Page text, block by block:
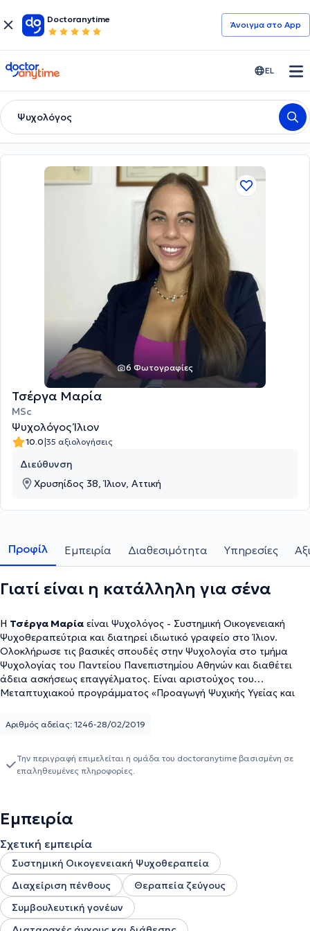
Doctoranytime
Άνοιγμα στο App
doctoranytime EL
Ψυχολόγος
6 Φωτογραφίες
Τσέργα Μαρία
MSc
Ψυχολόγος Ίλιον
10.0|35 αξιολογήσεις
Διεύθυνση
Χρυσηίδος 38, Ίλιον, Αττική
Προφίλ Εμπειρία Διαθεσιμότητα Υπηρεσίες
Γιατί είναι η κατάλληλη για σένα
Η Τσέργα Μαρία είναι Ψυχολόγος - Συστημική Οικογενειακή
Ψυχοθεραπεύτρια και διατηρεί ιδιωτικό γραφείο στο Ίλιον.
Ολοκλήρωσε τις βασικές σπουδές στην Ψυχολογία στο τμήμα
Ψυχολογίας του Παντείου Πανεπιστημίου Αθηνών και διαθέτει
άδεια ασκήσεως επαγγέλματος. Είναι αριστούχος του
Μεταπτυχιακού προγράμματος «Προαγωγή Ψυχικής Υγείας και
Αθηνών, του Εθνικού και Καποδιστριακού Πανεπιστημίου Αθηνών
Εταιρεία Συστημικής Θεραπείας και Παρέμβασης σε Άτομα,
Οικογένειες και Ευρύτερα Συστήματα (ΕΣΥΘΕΠΑΣ),
εμβάθυνση στη συστημική επιστημολογία και εποπτεία
περιστατικών. Ταυτόχρονα, εκπαιδεύθηκε στην Παιγνιοθεραπεία,
στην εταιρία Play Therapy Greece, ολοκληρώνοντας τις σπουδές
της ως Ειδικός Θεραπευτικού Παιχνιδιού. Επίσης, εξειδικεύεται
στη διάγνωση, διαχείριση και αντιμετώπιση περιπτώσεων νηπίων,
παιδιών και εφήβων που παρουσιάζουν Διαταραχή
Ελλειμματικής Προσοχής - Υπερκινητικότητας (ΔΕΠΥ) από τη
Μονάδα Αναπτυξιακής & Συμπεριφορικής Παιδιατρικής της
Ιατρικής Σχολής του Εθνικού και Καποδιστριακού Πανεπιστημίου
Αριθμός αδείας: 1246-28/02/2019
Την περιγραφή επιμελείται η ομάδα του doctoranytime βασισμένη σε
επαληθευμένες πληροφορίες.
Εμπειρία
Σχετική εμπειρία
Συστημική Οικογενειακή Ψυχοθεραπεία
Διαχείριση πένθους
Θεραπεία ζεύγους
Συμβουλευτική γονέων